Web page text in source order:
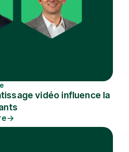
vidéo influence la